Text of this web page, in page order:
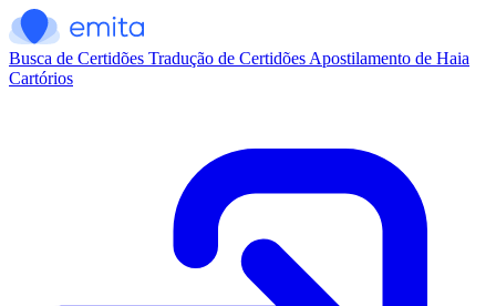
Busca de Certidões Tradução de Certidões Apostilamento de Haia
Cartórios